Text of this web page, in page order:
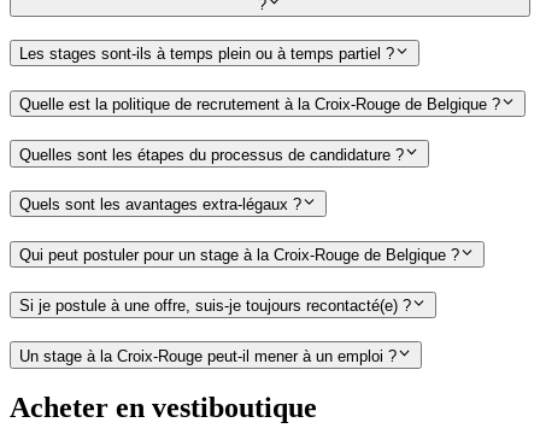
?
Les stages sont-ils à temps plein ou à temps partiel ?
Quelle est la politique de recrutement à la Croix-Rouge de Belgique ?
Quelles sont les étapes du processus de candidature ?
Quels sont les avantages extra-légaux ?
Qui peut postuler pour un stage à la Croix-Rouge de Belgique ?
Si je postule à une offre, suis-je toujours recontacté(e) ?
Un stage à la Croix-Rouge peut-il mener à un emploi ?
Acheter en vestiboutique